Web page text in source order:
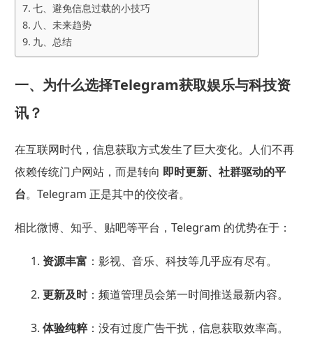
七、避免信息过载的小技巧
八、未来趋势
九、总结
一、为什么选择Telegram获取娱乐与科技资
讯？
在互联网时代，信息获取方式发生了巨大变化。人们不再
依赖传统门户网站，而是转向 即时更新、社群驱动的平
台。Telegram 正是其中的佼佼者。
相比微博、知乎、贴吧等平台，Telegram 的优势在于：
资源丰富 ：影视、音乐、科技等几乎应有尽有。
更新及时：频道管理员会第一时间推送最新内容。
体验纯粹：没有过度广告干扰，信息获取效率高。